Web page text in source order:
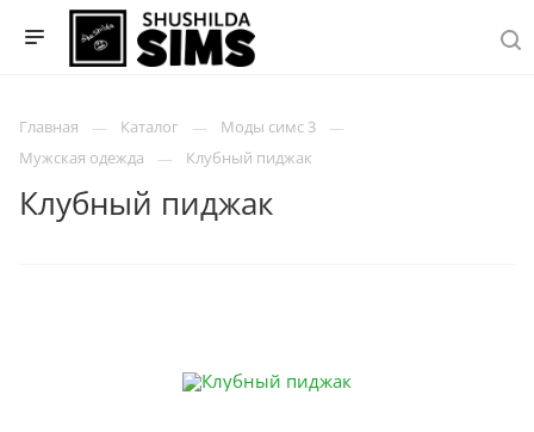
Главная Каталог
Моды симс 3
Мужская одежда
Клубный пиджак
Клубный пиджак